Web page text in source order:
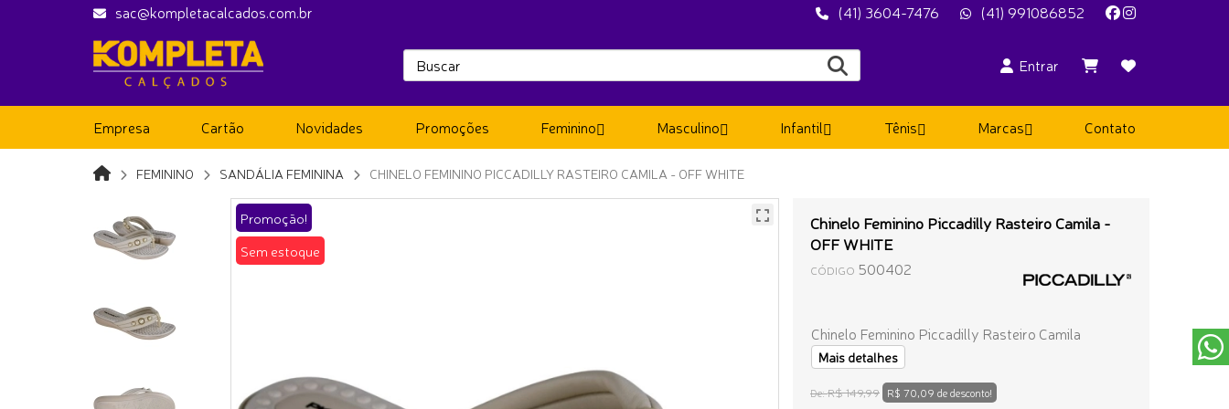
sac@kompletacalcados.com.br (41) 3604-7476 (41) 991086852
Entrar
Empresa Cartão Novidades Promoções Feminino Masculino Infantil Tênis Marcas Contato
FEMININO SANDÁLIA FEMININA CHINELO FEMININO PICCADILLY RASTEIRO CAMILA - OFF WHITE
Promoção!
Sem estoque
Chinelo Feminino Piccadilly Rasteiro Camila -
OFF WHITE
CÓDIGO 500402
Chinelo Feminino Piccadilly Rasteiro Camila
Mais detalhes
De:R$ 149,99 R$ 70,09 de desconto!